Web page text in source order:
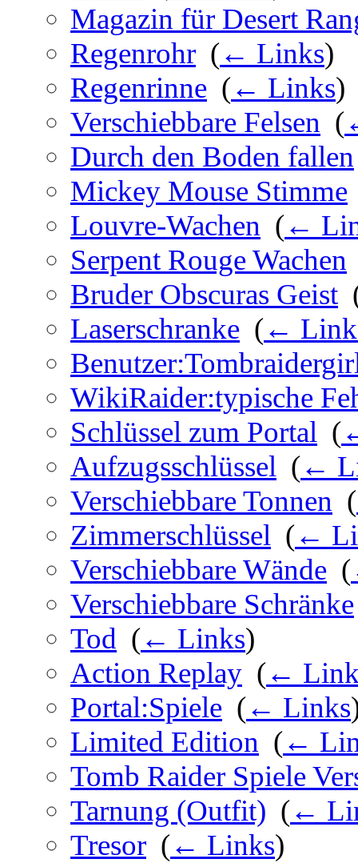
Magazin für Desert
Regenrohr (← Links)
Regenrinne (← Links)
Verschiebbare Felsen (
Durch den Boden fallen
Mickey Mouse Stimme
Louvre-Wachen (←
Serpent Rouge Wachen
Bruder Obscuras Geist
Laserschranke (←
WikiRaider:typische
Schlüssel zum Portal (
Aufzugsschlüssel (←
Verschiebbare Tonnen (
Zimmerschlüssel (←
Verschiebbare Wände (
Verschiebbare Schränke
Tod (← Links)
Action Replay (←
Portal:Spiele (← Links
Limited Edition (←
Tomb Raider Spiele
Tarnung (Outfit) (←
Tresor (← Links)